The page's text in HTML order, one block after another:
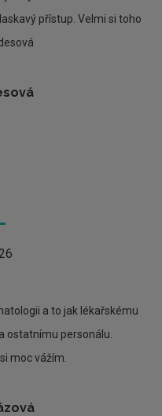
přístup. Velmi si toho
a to jak lékařskému
ostatnímu personálu.
moc vážím.